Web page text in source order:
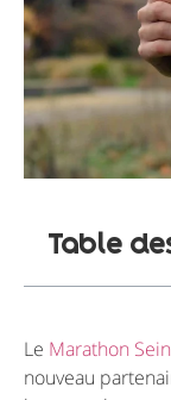
Table
Le Marathon
nouveau